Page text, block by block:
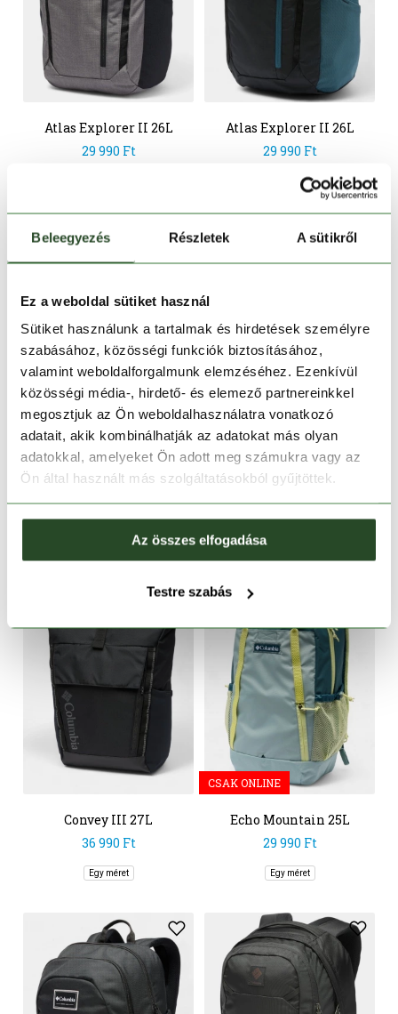
Beleegyezés Részletek A sütikről
Ez a weboldal sütiket használ
Sütiket használunk a tartalmak és hirdetések személyre
szabásához, közösségi funkciók biztosításához,
valamint weboldalforgalmunk elemzéséhez. Ezenkívül
közösségi média-, hirdető- és elemező partnereinkkel
megosztjuk az Ön weboldalhasználatra vonatkozó
adatait, akik kombinálhatják az adatokat más olyan
adatokkal, amelyeket Ön adott meg számukra vagy az
Ön által használt más szolgáltatásokból gyűjtöttek.
Az összes elfogadása
Testre szabás
Atlas Explorer II 26L
Backpack
29 990 Ft
Atlas Explorer II 26L
Backpack
29 990 Ft
Egy méret
Zigzag II 30L Backpack
Zigzag II 30L Backpack
Convey III 27L
36 990 Ft
Egy méret
CSAK ONLINE
Echo Mountain 25L
Backpack
29 990 Ft
Egy méret